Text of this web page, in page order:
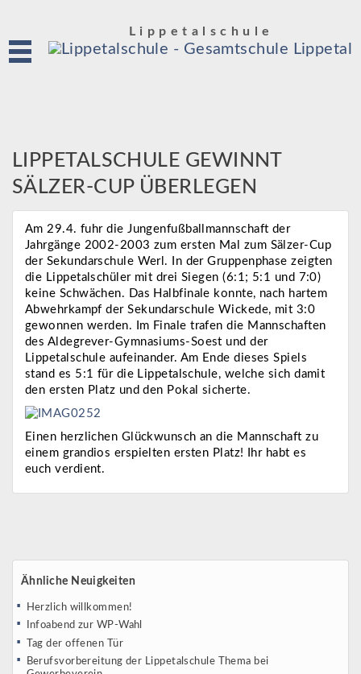
Lippetalschule
LIPPETALSCHULE GEWINNT
SÄLZER-CUP ÜBERLEGEN
Am 29.4. fuhr die Jungenfußballmannschaft der
Jahrgänge 2002-2003 zum ersten Mal zum Sälzer-Cup
der Sekundarschule Werl. In der Gruppenphase zeigten
die Lippetalschüler mit drei Siegen (6:1; 5:1 und 7:0)
keine Schwächen. Das Halbfinale konnte, nach hartem
Abwehrkampf der Sekundarschule Wickede, mit 3:0
gewonnen werden. Im Finale trafen die Mannschaften
des Aldegrever-Gymnasiums-Soest und der
Lippetalschule aufeinander. Am Ende dieses Spiels
stand es 5:1 für die Lippetalschule, welche sich damit
den ersten Platz und den Pokal sicherte.
Einen herzlichen Glückwunsch an die Mannschaft zu
einem grandios erspielten ersten Platz! Ihr habt es
euch verdient.
Ähnliche Neuigkeiten
Herzlich willkommen!
Infoabend zur WP-Wahl
Tag der offenen Tür
Berufsvorbereitung der Lippetalschule Thema bei